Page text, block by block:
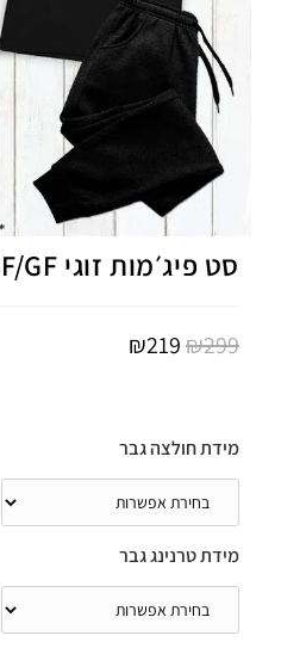
סט פיג׳מות זוגי I Love my BF/GF
₪299
₪219
מידת חולצה גבר
מידת טרנינג גבר